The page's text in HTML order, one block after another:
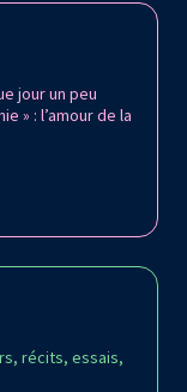
jour un peu
» : l’amour de la
récits, essais,